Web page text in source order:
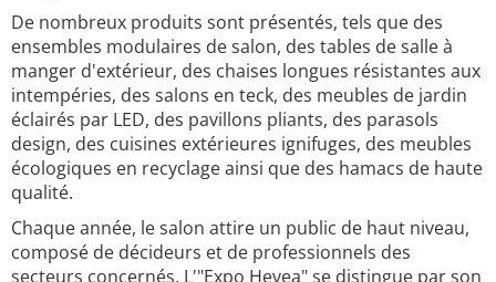
De nombreux produits sont présentés, tels que des
ensembles modulaires de salon, des tables de salle à
manger d'extérieur, des chaises longues résistantes aux
intempéries, des salons en teck, des meubles de jardin
éclairés par LED, des pavillons pliants, des parasols
design, des cuisines extérieures ignifuges, des meubles
écologiques en recyclage ainsi que des hamacs de haute
qualité.
Chaque année, le salon attire un public de haut niveau,
composé de décideurs et de professionnels des
secteurs concernés. L'"Expo Hevea" se distingue par son